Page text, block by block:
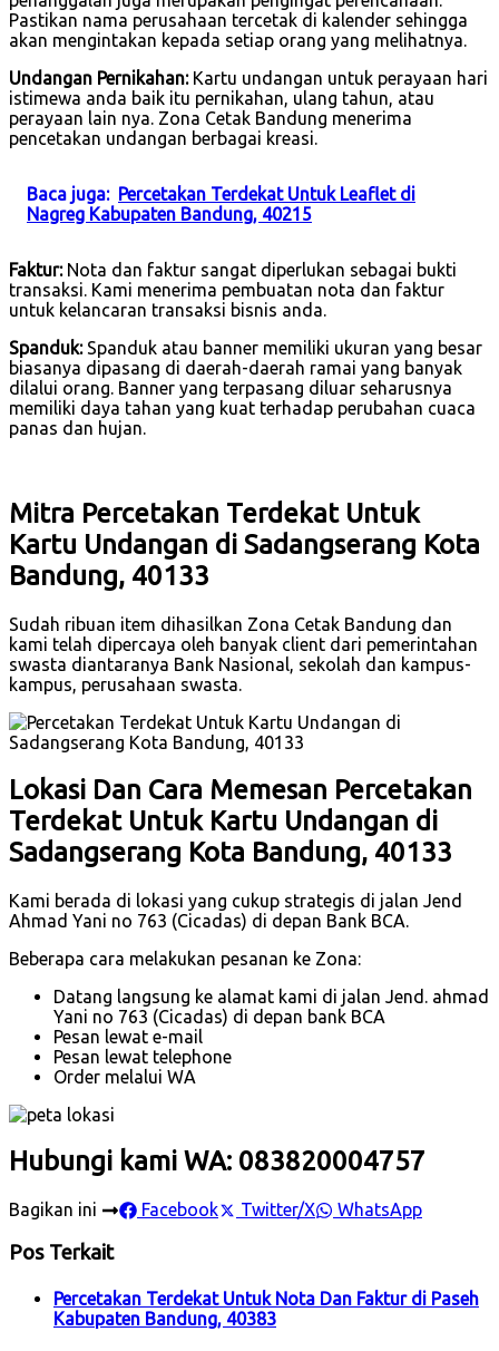
Pastikan nama perusahaan tercetak di kalender sehingga
akan mengintakan kepada setiap orang yang melihatnya.
Undangan Pernikahan:Kartu undangan untuk perayaan hari
istimewa anda baik itu pernikahan, ulang tahun, atau
perayaan lain nya. Zona Cetak Bandung menerima
pencetakan undangan berbagai kreasi.
Baca juga: Percetakan Terdekat Untuk Leaflet di
Nagreg Kabupaten Bandung, 40215
Faktur:Nota dan faktur sangat diperlukan sebagai bukti
transaksi. Kami menerima pembuatan nota dan faktur
untuk kelancaran transaksi bisnis anda.
Spanduk:Spanduk atau banner memiliki ukuran yang besar
biasanya dipasang di daerah-daerah ramai yang banyak
dilalui orang. Banner yang terpasang diluar seharusnya
memiliki daya tahan yang kuat terhadap perubahan cuaca
panas dan hujan.
Mitra Percetakan Terdekat Untuk
Kartu Undangan di Sadangserang Kota
Bandung, 40133
Sudah ribuan item dihasilkan Zona Cetak Bandung dan
kami telah dipercaya oleh banyak client dari pemerintahan
swasta diantaranya Bank Nasional, sekolah dan kampus-
kampus, perusahaan swasta.
Lokasi Dan Cara Memesan Percetakan
Terdekat Untuk Kartu Undangan di
Sadangserang Kota Bandung, 40133
Kami berada di lokasi yang cukup strategis di jalan Jend
Ahmad Yani no 763 (Cicadas) di depan Bank BCA.
Beberapa cara melakukan pesanan ke Zona:
Datang langsung ke alamat kami di jalan Jend. ahmad
Yani no 763 (Cicadas) di depan bank BCA
Pesan lewat e-mail
Pesan lewat telephone
Order melalui WA
Hubungi kami WA: 083820004757
Bagikan ini Facebook Twitter/X WhatsApp
Pos Terkait
Percetakan Terdekat Untuk Nota Dan Faktur di Paseh
Kabupaten Bandung, 40383